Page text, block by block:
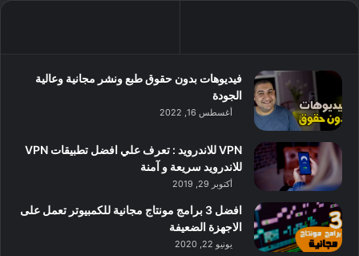
فيديوهات بدون حقوق طبع ونشر مجانية وعالية
الجودة
أغسطس 16, 2022
VPN للاندرويد : تعرف علي افضل تطبيقات VPN
للاندرويد سريعة و آمنة
أكتوبر 29, 2019
افضل 3 برامج مونتاج مجانية للكمبيوتر تعمل على
الاجهزة الضعيفة
يونيو 22, 2020